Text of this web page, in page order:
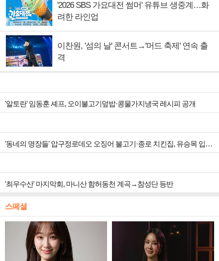
'2026 SBS 가요대전 썸머' 유튜브 생중계…화
려한 라인업
이찬원, '섬의 날' 콘서트→'머드 축제' 연속 출
격
'알토란' 임동훈 셰프, 오이불고기덮밥·콩물가지냉국 레시피 공개
'동네의 명장들' 압구정로데오 오징어 불고기·종로 치킨집, 유승목 입맛 저격
'최우수산' 마지막회, 마니산 함허동천 계곡→참성단 등반
스페셜